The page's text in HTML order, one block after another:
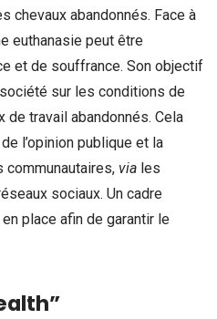
chevaux abandonnés. Face à
euthanasie peut être
et de souffrance. Son objectif
sur les conditions de
travail abandonnés. Cela
l’opinion publique et la
via les
sociaux. Un cadre
place afin de garantir le